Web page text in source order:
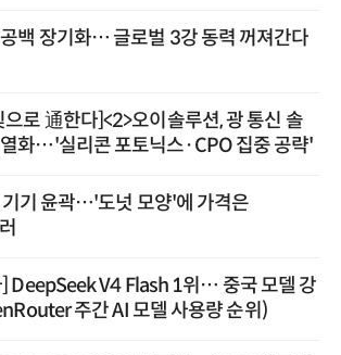
백 장기화… 글로벌 3강 동력 꺼져간다
으로 通한다]<2>오이솔루션, 광 통신 솔
화…'실리콘 포토닉스·CPO 집중 공략'
기기 윤곽…'도넛 모양'에 가격은
] DeepSeek V4 Flash 1위… 중국 모델 강
주간 AI 모델 사용량 순위)